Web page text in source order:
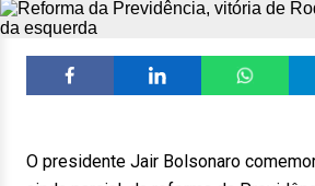
O presidente Jair Bolsonaro